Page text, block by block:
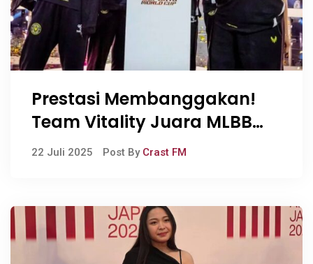
Prestasi Membanggakan!
Team Vitality Juara MLBB
Women’s Invitational 2025
22 Juli 2025 Post By Crast FM